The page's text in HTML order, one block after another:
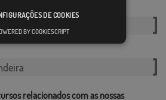
relacionados com as nossas
DE COOKIES
BY COOKIESCRIPT